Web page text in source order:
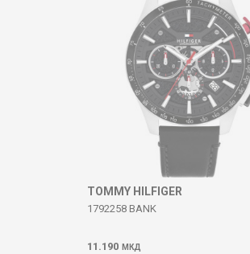
TOMMY HILFIGER
1792258 BANK
11.190 МКД